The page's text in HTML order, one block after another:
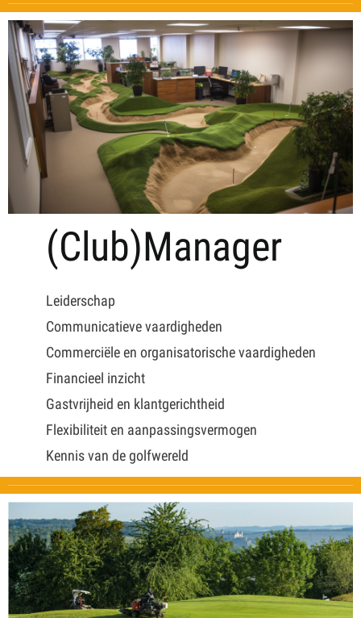
(Club)Manager
Leiderschap
Communicatieve vaardigheden
Commerciële en organisatorische vaardigheden
Financieel inzicht
Gastvrijheid en klantgerichtheid
Flexibiliteit en aanpassingsvermogen
Kennis van de golfwereld